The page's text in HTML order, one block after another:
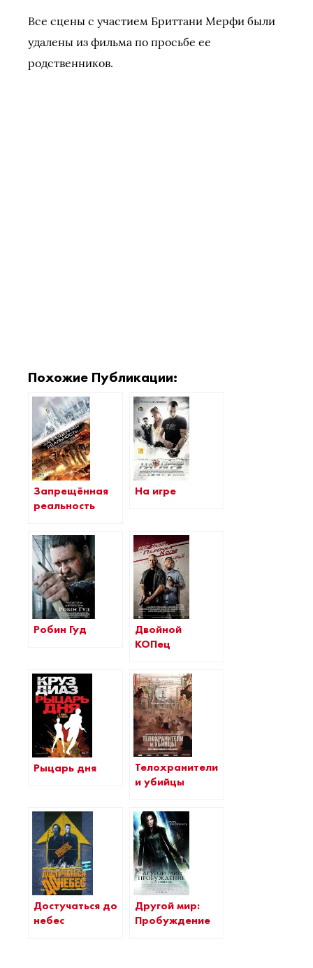
Все сцены с участием Бриттани Мерфи были
удалены из фильма по просьбе ее
родственников.
Похожие Публикации:
Запрещённая
реальность
На игре
Робин Гуд
Двойной
КОПец
Рыцарь дня
Телохранители
и убийцы
Достучаться до
небес
Другой мир:
Пробуждение